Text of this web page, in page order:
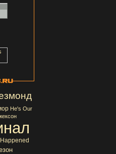
He's Our